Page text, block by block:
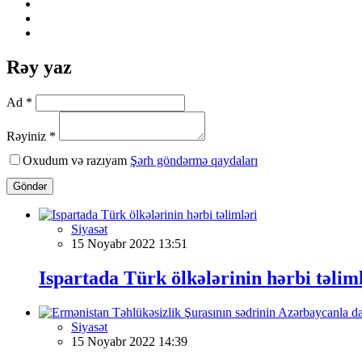
Rəy yaz
Ad *
Rəyiniz *
Oxudum və razıyam Şərh göndərmə qaydaları
Göndər
Siyasət
15 Noyabr 2022 13:51
Ispartada Türk ölkələrinin hərbi
Siyasət
15 Noyabr 2022 14:39